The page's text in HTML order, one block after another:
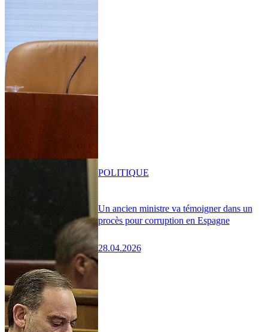
Un ancien ministre va témoigner dans un
procès pour corruption en Espagne
28.04.2026
POLITIQUE